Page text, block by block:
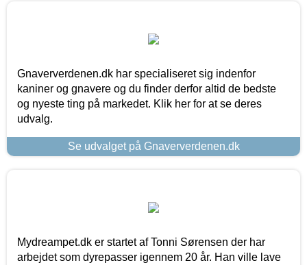
Gnaververdenen.dk har specialiseret sig indenfor
kaniner og gnavere og du finder derfor altid de bedste
og nyeste ting på markedet. Klik her for at se deres
udvalg.
Se udvalget på Gnaververdenen.dk
Mydreampet.dk er startet af Tonni Sørensen der har
arbejdet som dyrepasser igennem 20 år. Han ville lave